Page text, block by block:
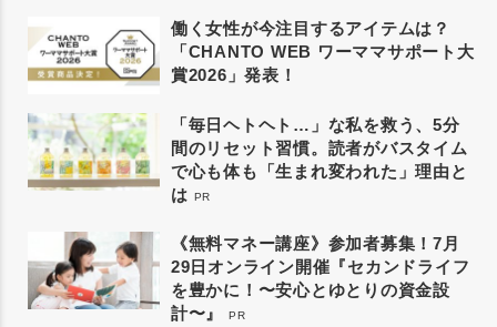
働く女性が今注目するアイテムは？
「CHANTO WEB ワーママサポート大
賞2026」発表！
「毎日ヘトヘト…」な私を救う、5分
間のリセット習慣。読者がバスタイム
で心も体も「生まれ変われた」理由と
は
PR
《無料マネー講座》参加者募集！7月
29日オンライン開催『セカンドライフ
を豊かに！〜安心とゆとりの資金設
計〜』
PR